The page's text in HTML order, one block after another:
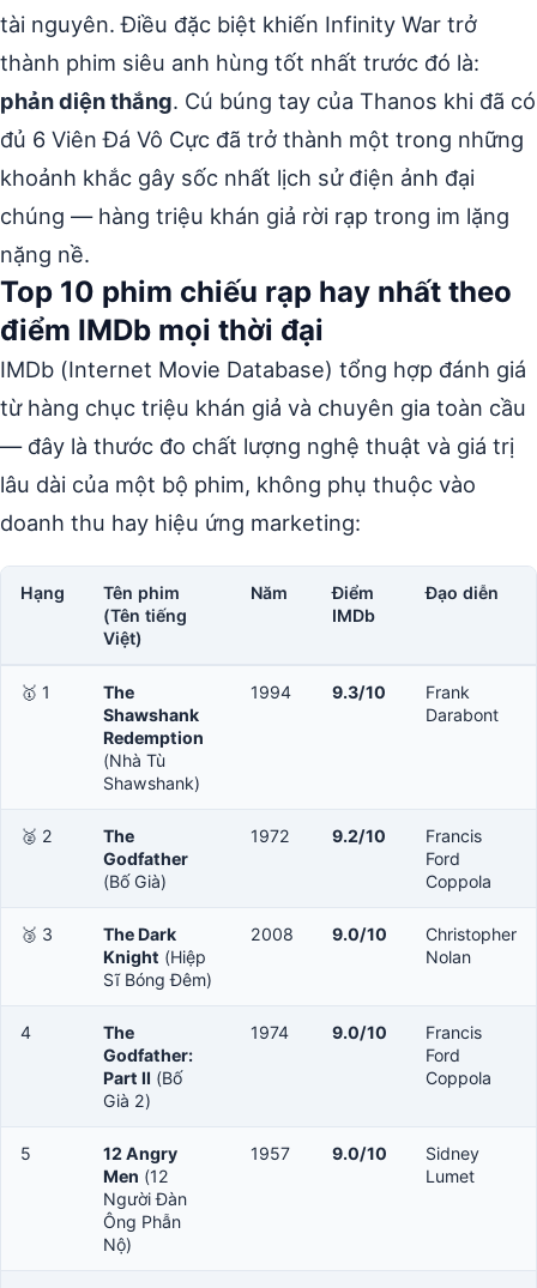
tài nguyên. Điều đặc biệt khiến Infinity War trở
thành phim siêu anh hùng tốt nhất trước đó là:
phản diện thắng. Cú búng tay của Thanos khi đã có
đủ 6 Viên Đá Vô Cực đã trở thành một trong những
khoảnh khắc gây sốc nhất lịch sử điện ảnh đại
chúng — hàng triệu khán giả rời rạp trong im lặng
nặng nề.
Top 10 phim chiếu rạp hay nhất theo
điểm IMDb mọi thời đại
IMDb (Internet Movie Database) tổng hợp đánh giá
từ hàng chục triệu khán giả và chuyên gia toàn cầu
— đây là thước đo chất lượng nghệ thuật và giá trị
lâu dài của một bộ phim, không phụ thuộc vào
doanh thu hay hiệu ứng marketing:
Hạng
Tên phim
(Tên tiếng
Việt)
Năm
Điểm
IMDb
Đạo diễn
🥇 1
The
Shawshank
Redemption
(Nhà Tù
Shawshank)
1994 9.3/10
Frank
Darabont
🥈 2
The
Godfather
(Bố Già)
1972 9.2/10
Francis
Ford
Coppola
🥉 3
The Dark
Knight (Hiệp
Sĩ Bóng Đêm)
2008 9.0/10
Christopher
Nolan
4
The
Godfather:
Part II (Bố
Già 2)
1974 9.0/10
Francis
Ford
Coppola
5
12 Angry
Men (12
Người Đàn
Ông Phẫn
Nộ)
1957 9.0/10
Sidney
Lumet